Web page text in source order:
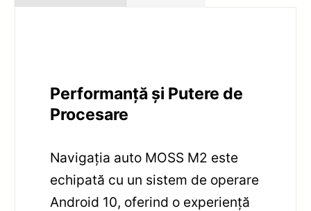
Performanță și Putere de
Procesare
Navigația auto MOSS M2 este
echipată cu un sistem de operare
Android 10, oferind o experiență